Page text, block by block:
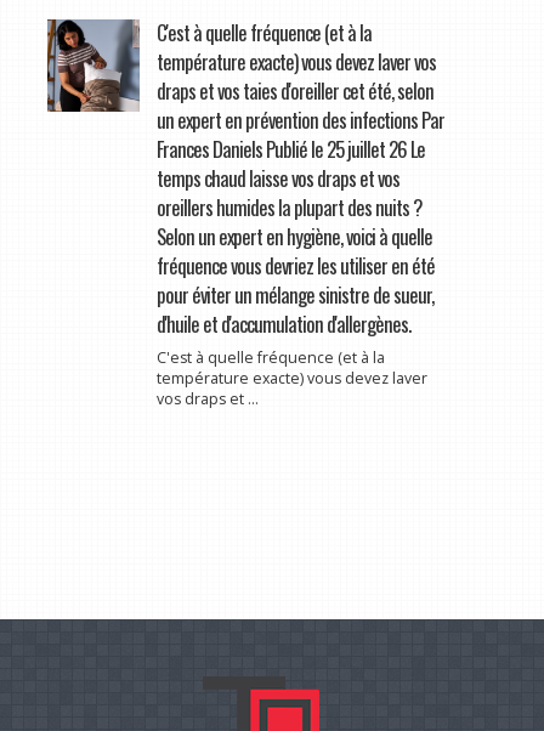
C'est à quelle fréquence (et à la
température exacte) vous devez laver vos
draps et vos taies d'oreiller cet été, selon
un expert en prévention des infections Par
Frances Daniels Publié le 25 juillet 26 Le
temps chaud laisse vos draps et vos
oreillers humides la plupart des nuits ?
Selon un expert en hygiène, voici à quelle
fréquence vous devriez les utiliser en été
pour éviter un mélange sinistre de sueur,
d'huile et d'accumulation d'allergènes.
C'est à quelle fréquence (et à la
température exacte) vous devez laver
vos draps et ...